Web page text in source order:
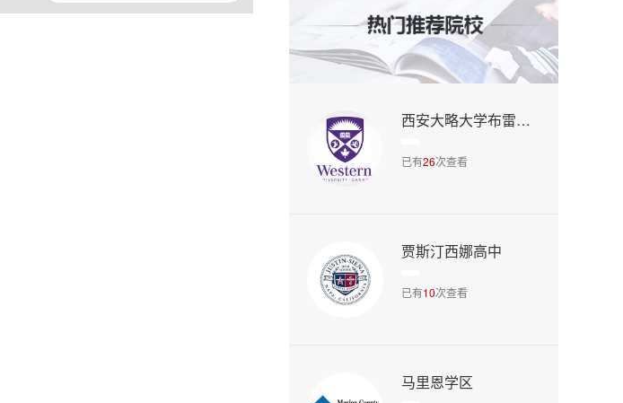
西安大略大学布雷舍尔大学学院
已有26次查看
贾斯汀西娜高中
已有10次查看
马里恩学区